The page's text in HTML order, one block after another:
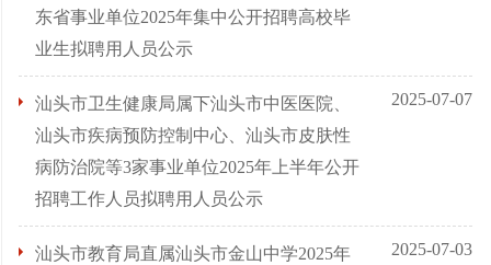
东省事业单位2025年集中公开招聘高校毕
业生拟聘用人员公示
汕头市卫生健康局属下汕头市中医医院、
汕头市疾病预防控制中心、汕头市皮肤性
病防治院等3家事业单位2025年上半年公开
招聘工作人员拟聘用人员公示
2025-07-07
汕头市教育局直属汕头市金山中学2025年
2025-07-03